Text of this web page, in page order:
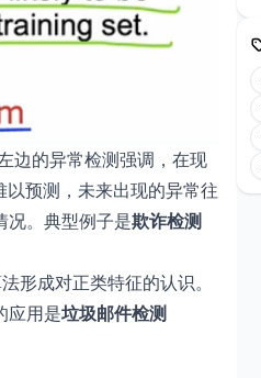
边的异常检测强调，在现
预测，未来出现的异常往
况。典型例子是欺诈检测
形成对正类特征的认识。
应用是垃圾邮件检测